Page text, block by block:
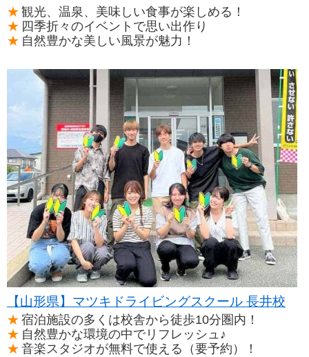
観光、温泉、美味しい食事が楽しめる！
四季折々のイベントで思い出作り
自然豊かな美しい風景が魅力！
【山形県】マツキドライビングスクール 長井校
宿泊施設の多くは校舎から徒歩10分圏内！
自然豊かな環境の中でリフレッシュ♪
音楽スタジオが無料で使える（要予約）！